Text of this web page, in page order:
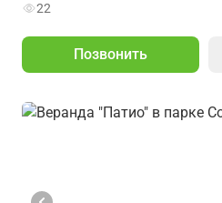
22
Позвонить